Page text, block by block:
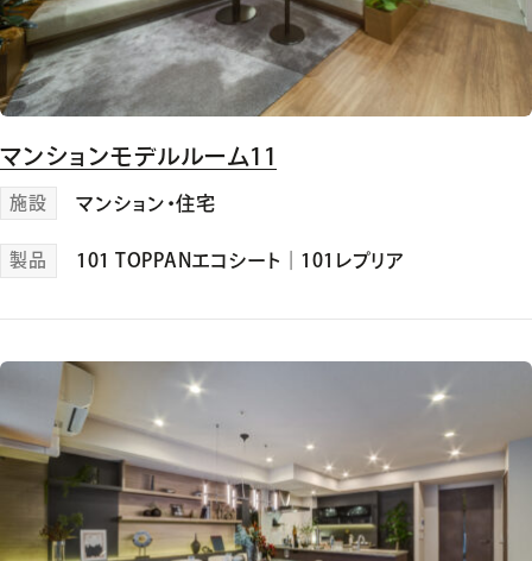
マンションモデルルーム11
施設 マンション・住宅
製品 101 TOPPANエコシート 101レプリア